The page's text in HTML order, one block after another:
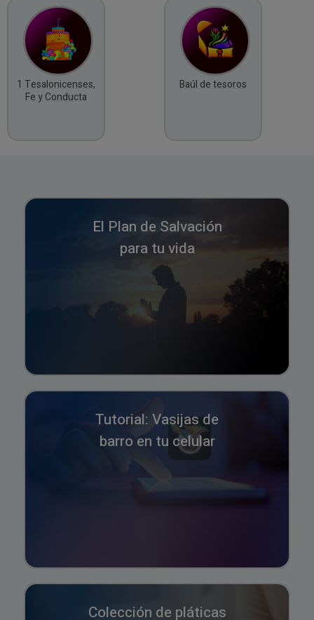
El Plan de Salvación
para tu vida
Tutorial: Vasijas de
barro en tu celular
Colección de pláticas
1 Tesalonicenses,
Fe y Conducta
Baúl de tesoros